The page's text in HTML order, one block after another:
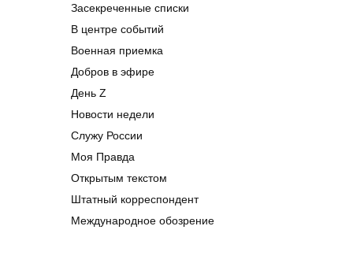
Засекреченные списки
В центре событий
Военная приемка
Добров в эфире
День Z
Новости недели
Служу России
Моя Правда
Открытым текстом
Штатный корреспондент
Международное обозрение